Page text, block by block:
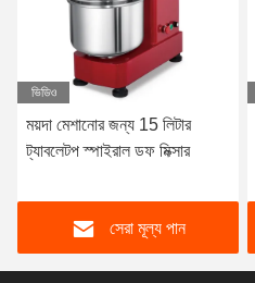
ভিডিও
ময়দা মেশানোর জন্য 15 লিটার
ট্যাবলেটপ স্পাইরাল ডফ মিক্সার
সেরা মূল্য পান